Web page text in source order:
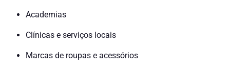
Academias
Clínicas e serviços locais
Marcas de roupas e acessórios